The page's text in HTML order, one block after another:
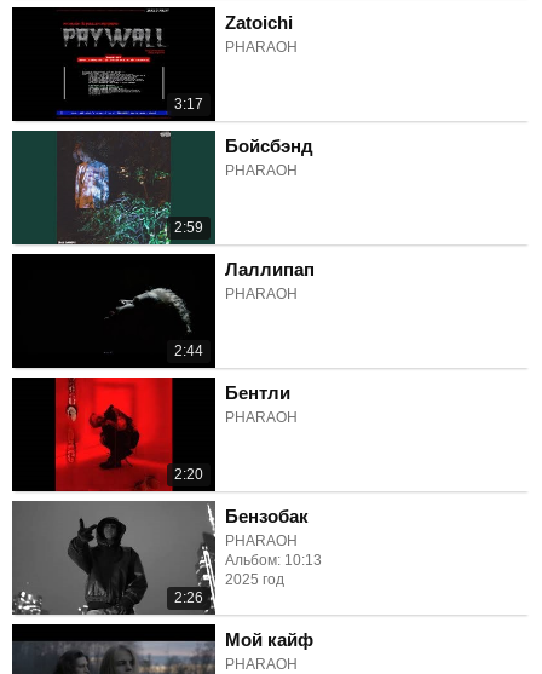
3:17
Zatoichi
PHARAOH
2:59
Бойсбэнд
PHARAOH
2:44
Лаллипап
PHARAOH
2:20
Бентли
PHARAOH
2:26
Бензобак
PHARAOH
Альбом: 10:13
2025 год
Мой кайф
PHARAOH